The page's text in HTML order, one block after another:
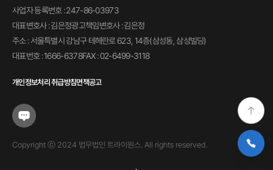
사업자 등록번호 : 247-86-03973
대표변호사 : 김은정광고책임변호사 : 김은정
주소 : 서울특별시 강남구 테헤란로 623, 14층(삼성동, 삼성빌딩)
대표번호 : 1666-6378FAX : 02-6499-3118
개인정보처리 취급방침면책공고
Copyright ⓒ 2024 법무법인 트라이원스. All rights reserved.